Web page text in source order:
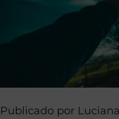
Publicado por